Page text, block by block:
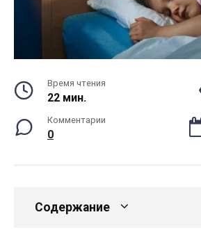
Время чтения
22 мин.
Комментарии
0
Содержание